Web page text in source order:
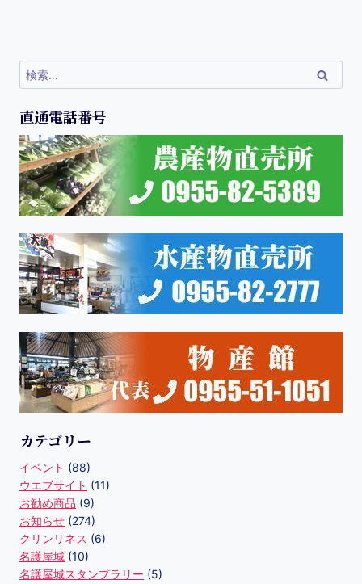
直通電話番号
カテゴリー
イベント (88)
ウエブサイト (11)
お勧め商品 (9)
お知らせ (274)
クリンリネス (6)
名護屋城 (10)
名護屋城スタンプラリー (5)